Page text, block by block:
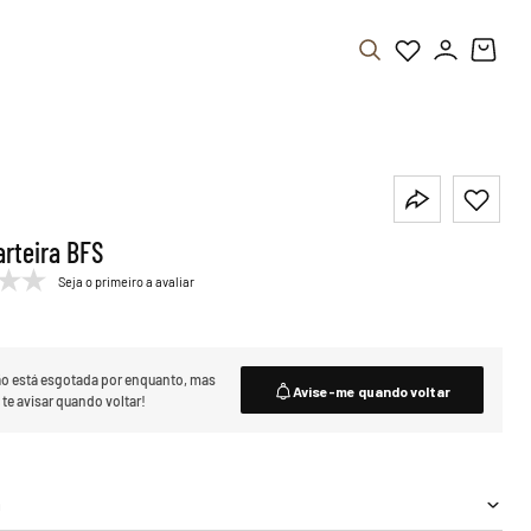
BFS
Seja o primeiro a avaliar
está esgotada por enquanto, mas
avisar quando voltar!
Avise-me quando voltar